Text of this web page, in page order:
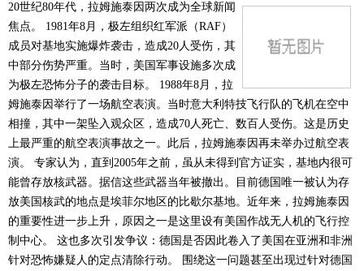
20世纪80年代，拉姆施泰因两次成为全球新闻
焦点。 1981年8月，极左组织红军派（RAF）
成员对基地实施爆炸袭击，造成20人受伤，其
中部分伤势严重。当时，美国军事设施多次成
为极左恐怖分子的袭击目标。 1988年8月，拉
姆施泰因举行了一场航空表演。当时意大利特技飞行队的飞机在空中
相撞，其中一架坠入观众区，造成70人死亡、数百人受伤。这是历史
上最严重的航空表演事故之一。此后，拉姆施泰因再未举办过航空表
演。 专家认为，直到2005年之前，虽从未得到官方证实，基地内很可
能曾存放核武器。据信这些武器当年被撤出。目前德国唯一被认为存
放美国核武的地点是埃菲尔地区的比歇尔基地。近年来，拉姆施泰因
的重要性进一步上升，原因之一是这里设有美国作战无人机的飞行控
制中心。 这也多次引发争议：德国是否因此卷入了美国在亚洲和非洲
针对恐怖嫌疑人的定点清除行动。 围绕这一问题甚至出现过针对德国